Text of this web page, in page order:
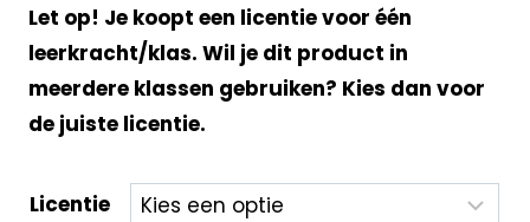
Let op! Je koopt een licentie voor één
leerkracht/klas. Wil je dit product in
meerdere klassen gebruiken? Kies dan voor
de juiste licentie.
Licentie